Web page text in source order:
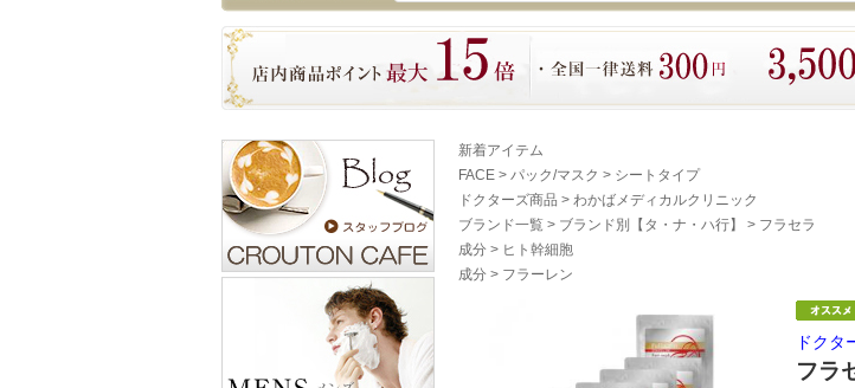
新着アイテム
FACE > パック/マスク > シートタイプ
ドクターズ商品 > わかばメディカルクリニック
ブランド一覧 > ブランド別【タ・ナ・ハ行】 > フラセラ
成分 > ヒト幹細胞
成分 > フラーレン
ドクタ
フラ